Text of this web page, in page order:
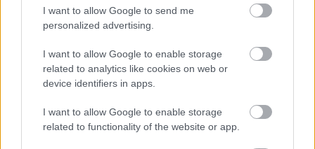
I want to allow Google to send me
personalized advertising.
I want to allow Google to enable storage
related to analytics like cookies on web or
device identifiers in apps.
I want to allow Google to enable storage
related to functionality of the website or app.
Το Minecraft έρχεται στο Nintendo Switch 2 όπως δεν το
έχετε ξαναδεί